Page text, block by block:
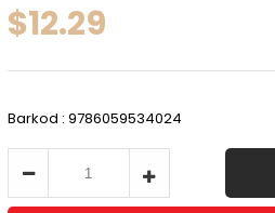
$12.29
Barkod : 9786059534024